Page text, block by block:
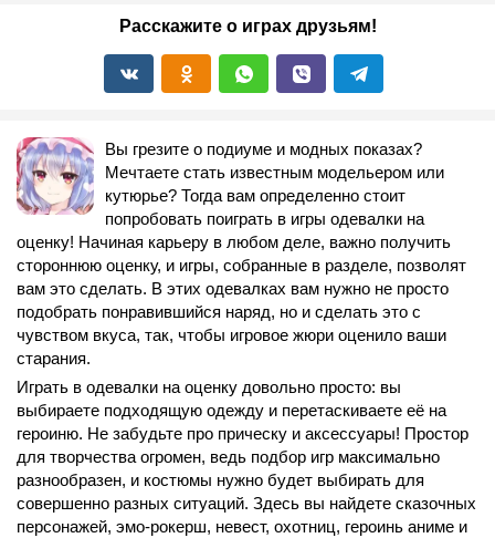
Вы грезите о подиуме и модных показах?
Мечтаете стать известным модельером или
кутюрье? Тогда вам определенно стоит
попробовать поиграть в игры одевалки на
оценку! Начиная карьеру в любом деле, важно получить
стороннюю оценку, и игры, собранные в разделе, позволят
вам это сделать. В этих одевалках вам нужно не просто
подобрать понравившийся наряд, но и сделать это с
чувством вкуса, так, чтобы игровое жюри оценило ваши
старания.
Играть в одевалки на оценку довольно просто: вы
выбираете подходящую одежду и перетаскиваете её на
героиню. Не забудьте про прическу и аксессуары! Простор
для творчества огромен, ведь подбор игр максимально
разнообразен, и костюмы нужно будет выбирать для
совершенно разных ситуаций. Здесь вы найдете сказочных
персонажей, эмо-рокерш, невест, охотниц, героинь аниме и
Расскажите о играх друзьям!